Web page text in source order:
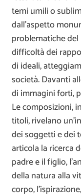
temi umili o
dall’aspetto
problematiche
difficoltà dei
di ideali,
società. Davanti
di immagini forti,
Le composizioni,
titoli, rivelano
dei soggetti e dei
articola la ricerca
padre e il figlio,
della natura alla
corpo,